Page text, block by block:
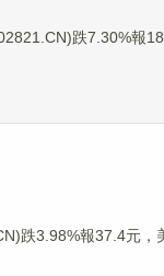
跌7.30%報
跌3.98%報37.4元，